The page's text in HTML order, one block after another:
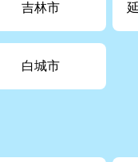
吉林市
白城市